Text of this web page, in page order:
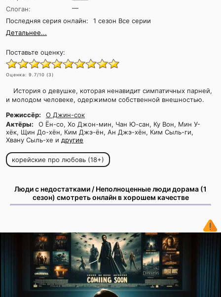
Слоган:
—
Последняя серия онлайн:
1 сезон Все серии
Детальнее...
Поставьте оценку:
Оценка: 9.7/10 (3)
История о девушке, которая ненавидит симпатичных парней,
и молодом человеке, одержимом собственной внешностью.
Режиссёр:
О Джин-сок
Актёры:
О Ён-со, Хо Джон-мин, Чан Ю-сан, Ку Вон, Мин У-
хёк, Щин До-хён, Ким Джэ-ён, Ан Джэ-хён, Ким Сыль-ги,
Хвану Сыль-хе и другие
корейские про любовь (18+)
Люди с недостатками / Неполноценные люди дорама (1
сезон) смотреть онлайн в хорошем качестве